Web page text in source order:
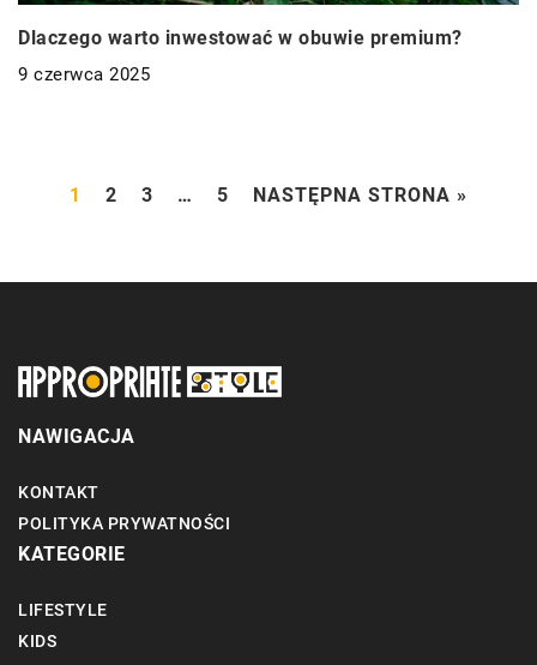
Dlaczego warto inwestować w obuwie premium?
9 czerwca 2025
1 2 3 … 5 NASTĘPNA STRONA »
NAWIGACJA
KONTAKT
POLITYKA PRYWATNOŚCI
KATEGORIE
LIFESTYLE
KIDS